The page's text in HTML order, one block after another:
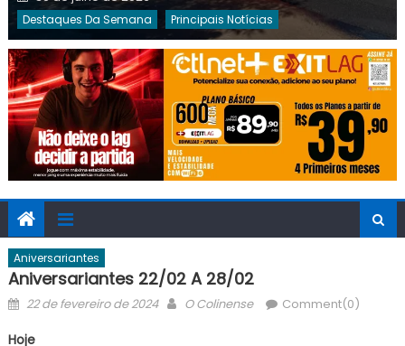
on
Destaques Da Semana Principais Notícias
Aniversariantes
Aniversariantes 22/02 A 28/02
Posted
22 de fevereiro de 2024 Author
O Colinense Comment(0)
Hoje